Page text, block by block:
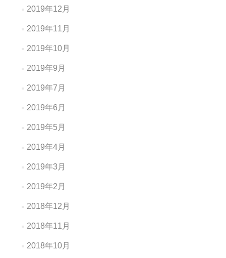
2019年12月
2019年11月
2019年10月
2019年9月
2019年7月
2019年6月
2019年5月
2019年4月
2019年3月
2019年2月
2018年12月
2018年11月
2018年10月